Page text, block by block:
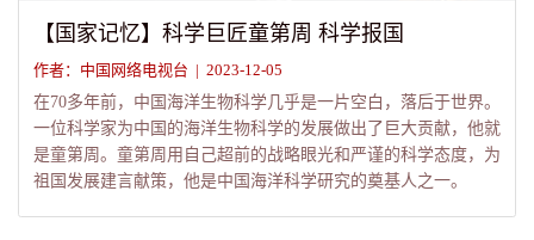
【国家记忆】科学巨匠童第周 科学报国
作者：中国网络电视台 | 2023-12-05
在70多年前，中国海洋生物科学几乎是一片空白，落后于世界。
一位科学家为中国的海洋生物科学的发展做出了巨大贡献，他就
是童第周。童第周用自己超前的战略眼光和严谨的科学态度，为
祖国发展建言献策，他是中国海洋科学研究的奠基人之一。